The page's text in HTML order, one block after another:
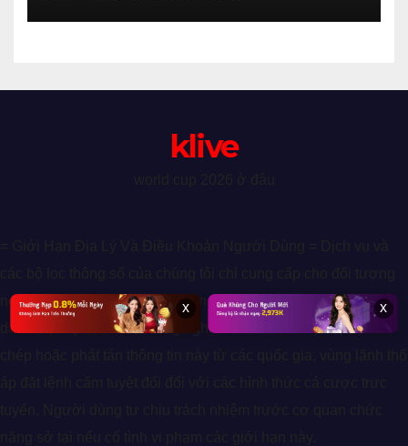
klive
người dùng từ đủ 18 tuổi trở lên, có đầy đủ năng lực hành vi
dân sự pháp định. Hệ thống nghiêm cấm việc truy cập, sao
x x